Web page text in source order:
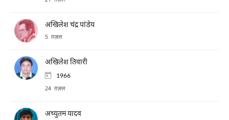
अखिलेश चंद्र पांडेय
5 ग़ज़ल
अखिलेश तिवारी
1966
24 ग़ज़ल
अच्युतम यादव